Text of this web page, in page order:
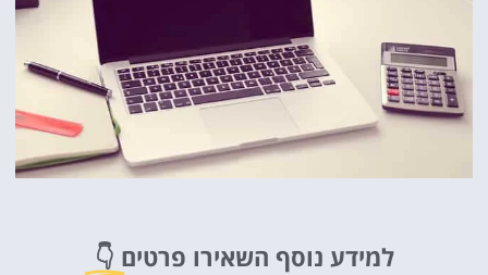
למידע נוסף השאירו פרטים 👇